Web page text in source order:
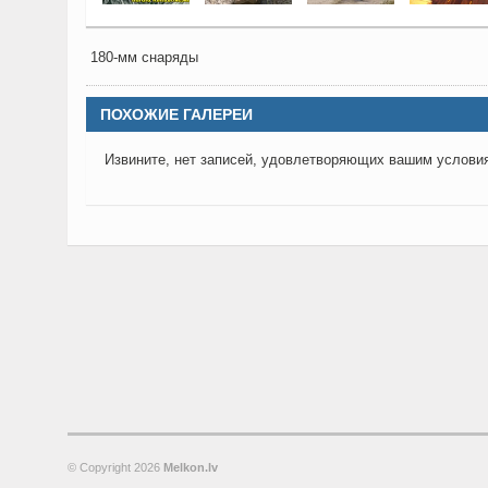
180-мм снаряды
ПОХОЖИЕ ГАЛЕРЕИ
Извините, нет записей, удовлетворяющих вашим
© Copyright 2026 Melkon.lv